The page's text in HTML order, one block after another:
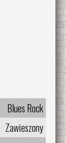
Blues Rock
Zawieszony